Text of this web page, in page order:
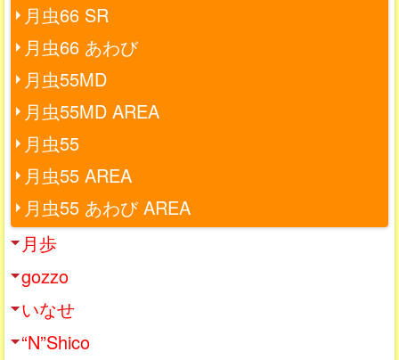
月虫66 SR
月虫66 あわび
月虫55MD
月虫55MD AREA
月虫55
月虫55 AREA
月虫55 あわび AREA
月歩
gozzo
いなせ
“N”Shico